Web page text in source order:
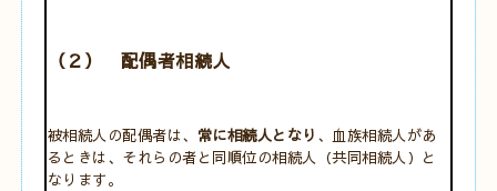
（２） 配偶者相続人
被相続人の配偶者は、 常に相続人となり 、血族相続人があ
るときは、それらの者と同順位の相続人（共同相続人）と
なります。